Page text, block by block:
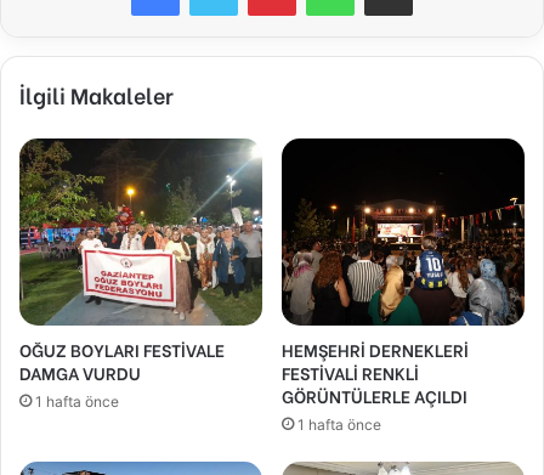
İlgili Makaleler
OĞUZ BOYLARI FESTİVALE
DAMGA VURDU
1 hafta önce
HEMŞEHRİ DERNEKLERİ
FESTİVALİ RENKLİ
GÖRÜNTÜLERLE AÇILDI
1 hafta önce